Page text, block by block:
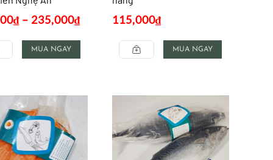
₫ – 235,000₫
MUA NGAY
115,000₫
MUA NGAY